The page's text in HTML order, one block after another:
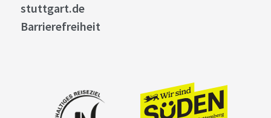
stuttgart.de
Barrierefreiheit